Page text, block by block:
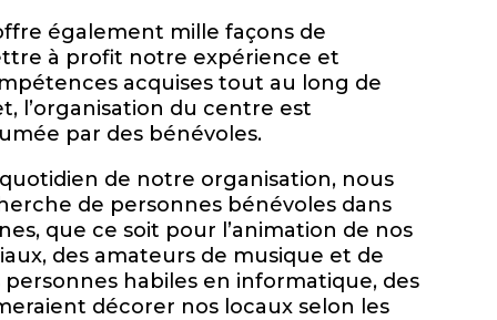
également mille façons de
à profit notre expérience et
acquises tout au long de
l’organisation du centre est
par des bénévoles.
de notre organisation, nous
de personnes bénévoles dans
que ce soit pour l’animation de nos
des amateurs de musique et de
personnes habiles en informatique, des
décorer nos locaux selon les